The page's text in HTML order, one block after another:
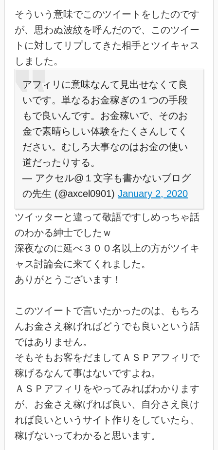
そういう意味でこのツイートをしたのです
が、思わぬ波紋を呼んだので、このツイー
トに対してリプしてきた相手とツイキャス
しました。
アフィリに意味なんて見出せなくて良
いです。単なるお金稼ぎの１つの手段
もで良いんです。お金稼いで、そのお
金で素晴らしい体験をたくさんしてく
ださい。むしろ大事なのはお金の使い
道だったりする。
— アクセル@１文字も書かないブログ
の先生 (@axcel0901) January 2, 2020
ツイッターと違って敬語ですしめっちゃ話
のわかる紳士でしたｗ
深夜なのに延べ３００名以上の方がツイキ
ャス討論会に来てくれました。
ありがとうございます！
このツイートで言いたかったのは、もちろ
んお金さえ稼げればどうでも良いという話
ではありません。
そもそもお客をだましてＡＳＰアフィリで
稼げるなんて事はないですよね。
ＡＳＰアフィリをやってみればわかります
が、お金さえ稼げれば良い、自分さえ良け
れば良いというサイト作りをしていたら、
稼げないってわかると思います。